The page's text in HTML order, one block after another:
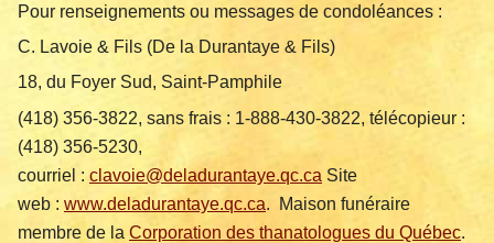
Pour renseignements ou messages de condoléances :
C. Lavoie & Fils (De la Durantaye & Fils)
18, du Foyer Sud, Saint-Pamphile
(418) 356-3822, sans frais : 1-888-430-3822, télécopieur :
(418) 356-5230,
courriel : clavoie@deladurantaye.qc.ca Site
web : www.deladurantaye.qc.ca. Maison funéraire
membre de la Corporation des thanatologues du Québec.